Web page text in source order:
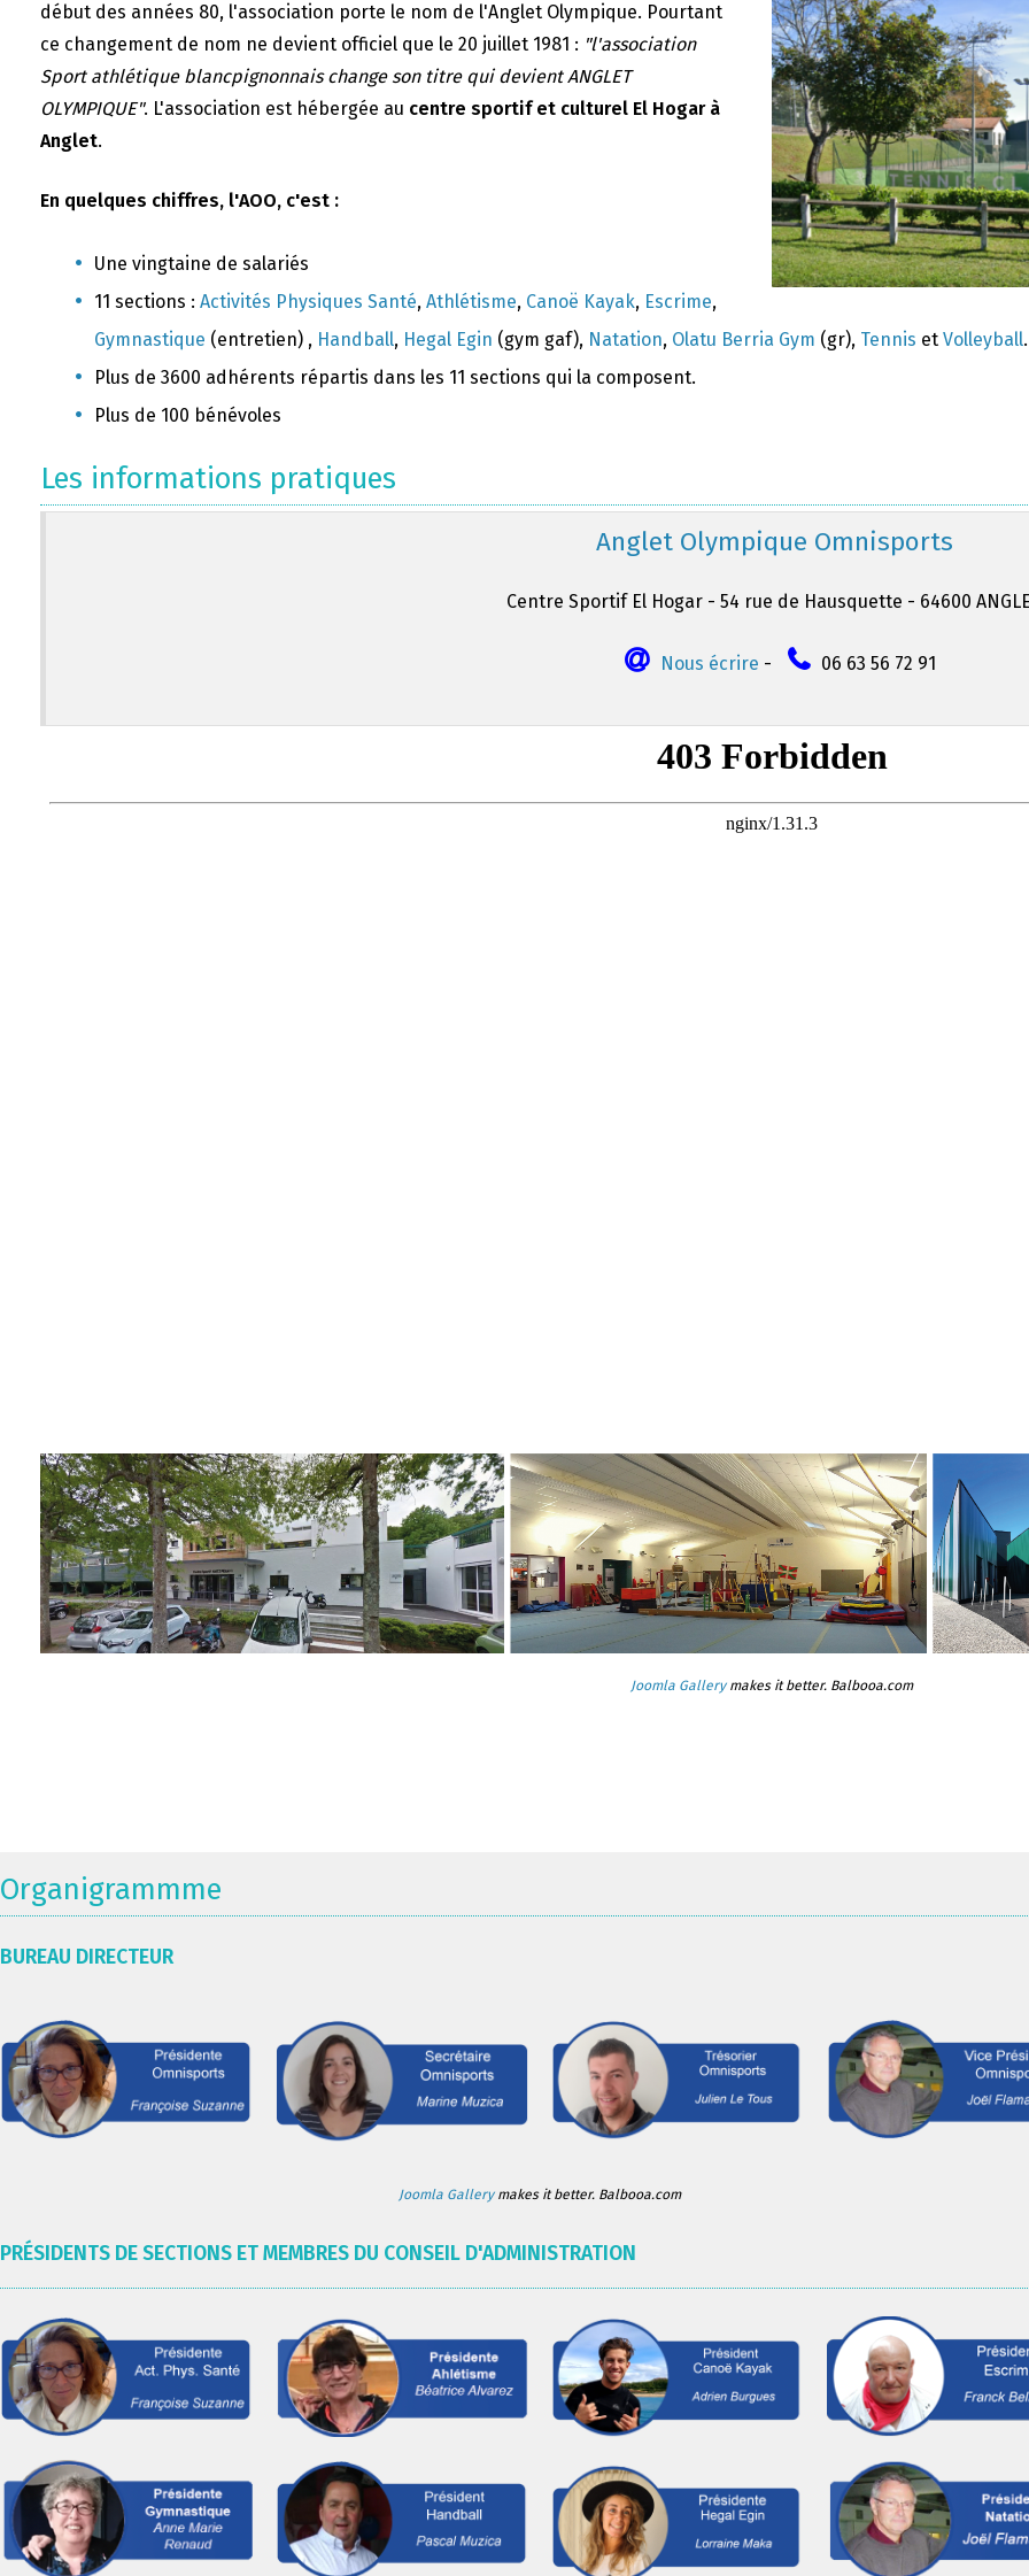
début des années 80, l'association porte le nom de l'Anglet Olympique. Pourtant
ce changement de nom ne devient officiel que le 20 juillet 1981 : "l'association
Sport athlétique blancpignonnais change son titre qui devient ANGLET
OLYMPIQUE". L'association est hébergée au centre sportif et culturel El Hogar à
Anglet.
En quelques chiffres, l'AOO, c'est :
Une vingtaine de salariés
11 sections : Activités Physiques Santé, Athlétisme, Canoë Kayak, Escrime,
Gymnastique (entretien) , Handball, Hegal Egin (gym gaf), Natation, Olatu Berria Gym (gr), Tennis et Volleyball.
Plus de 3600 adhérents répartis dans les 11 sections qui la composent.
Plus de 100 bénévoles
Les informations pratiques
Anglet Olympique Omnisports
Centre Sportif El Hogar - 54 rue de Hausquette - 64600
Nous écrire - 06 63 56 72 91
Joomla Gallerymakes it better. Balbooa.com
Organigrammme
BUREAU DIRECTEUR
Joomla Gallerymakes it better. Balbooa.com
PRÉSIDENTS DE SECTIONS ET MEMBRES DU CONSEIL D'ADMINISTRATION